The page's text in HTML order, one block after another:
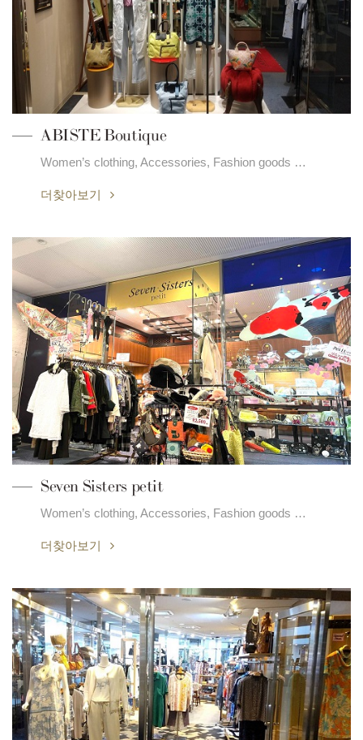
ABISTE Boutique
Women’s clothing, Accessories, Fashion goods …
더찾아보기
Seven Sisters petit
Women’s clothing, Accessories, Fashion goods …
더찾아보기